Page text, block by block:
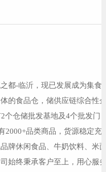
都-临沂，现已发展成为集食
的食品仓，储供应链综合性
个仓储批发基地及4个批发门
2000+品类商品，货源稳定充
牌休闲食品、牛奶饮料、米
始终秉承客户至上，用心服